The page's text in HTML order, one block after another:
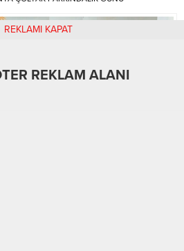
REKLAMI KAPAT
REKLAM ALANI